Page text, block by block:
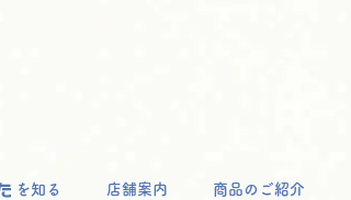
を知る 店舗案内 商品のご紹介